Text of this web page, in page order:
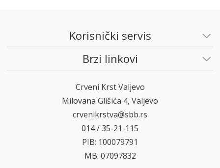
Korisnički servis
Brzi linkovi
Crveni Krst Valjevo
Milovana Glišića 4, Valjevo
crvenikrstva@sbb.rs
014 / 35-21-115
PIB: 100079791
MB: 07097832